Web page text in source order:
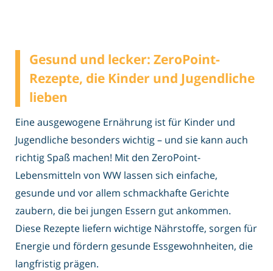
Gesund und lecker: ZeroPoint-
Rezepte, die Kinder und Jugendliche
lieben
Eine ausgewogene Ernährung ist für Kinder und
Jugendliche besonders wichtig – und sie kann auch
richtig Spaß machen! Mit den ZeroPoint-
Lebensmitteln von WW lassen sich einfache,
gesunde und vor allem schmackhafte Gerichte
zaubern, die bei jungen Essern gut ankommen.
Diese Rezepte liefern wichtige Nährstoffe, sorgen für
Energie und fördern gesunde Essgewohnheiten, die
langfristig prägen.